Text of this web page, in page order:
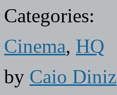
Categories:
Cinema, HQ
by Caio Diniz